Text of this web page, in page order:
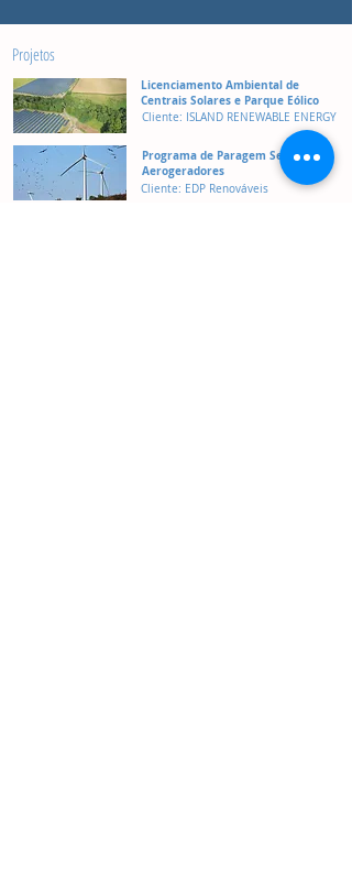
Projetos
Licenciamento Ambiental de
Centrais Solares e Parque Eólico
Cliente: ISLAND RENEWABLE ENERGY
Programa de Paragem Seletiva de
Aerogeradores
Cliente: EDP Renováveis